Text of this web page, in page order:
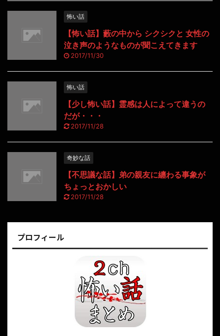
怖い話
【怖い話】藪の中から シクシクと 女性の
泣き声のようなものが聞こえてきます
2017/11/30
怖い話
【少し怖い話】霊感は人によって違うの
だが・・・
2017/11/28
奇妙な話
【不思議な話】弟の親友に纏わる事象が
ちょっとおかしい
2017/11/28
プロフィール